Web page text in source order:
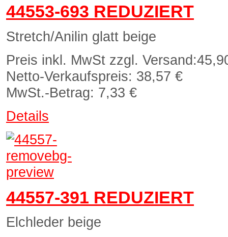
44553-693 REDUZIERT
Stretch/Anilin glatt beige
Preis inkl. MwSt zzgl. Versand:
Netto-Verkaufspreis: 38,57 €
MwSt.-Betrag: 7,33 €
Details
44557-391 REDUZIERT
Elchleder beige